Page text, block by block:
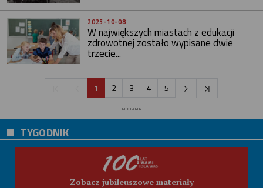
2025-10-08
W największych miastach z edukacji
zdrowotnej zostało wypisane dwie
trzecie...
1 2 3 4 5
REKLAMA
TYGODNIK
Zobacz jubileuszowe materiały